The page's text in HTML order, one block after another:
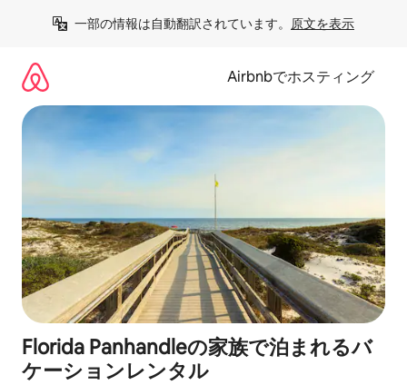
一部の情報は自動翻訳されています。 原文を表示
Airbnbでホスティング
Florida Panhandleの家族で泊まれるバ
ケーションレンタル